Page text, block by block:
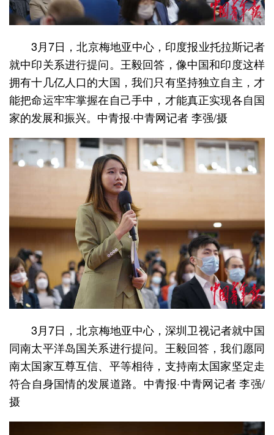
3月7日，北京梅地亚中心，印度报业托拉斯记者
就中印关系进行提问。王毅回答，像中国和印度这样
拥有十几亿人口的大国，我们只有坚持独立自主，才
能把命运牢牢掌握在自己手中，才能真正实现各自国
家的发展和振兴。中青报·中青网记者 李强/摄
3月7日，北京梅地亚中心，深圳卫视记者就中国
同南太平洋岛国关系进行提问。王毅回答，我们愿同
南太国家互尊互信、平等相待，支持南太国家坚定走
符合自身国情的发展道路。中青报·中青网记者 李强/
摄